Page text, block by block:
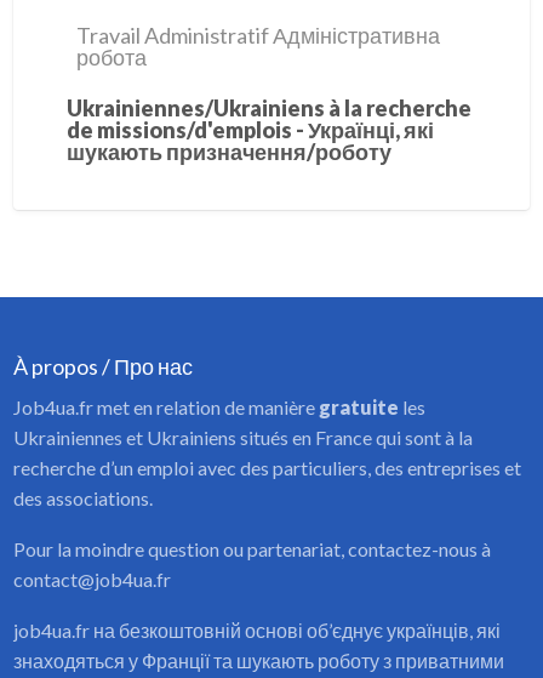
Travail Administratif Адміністративна
робота
Ukrainiennes/Ukrainiens à la recherche
de missions/d'emplois - Українці, які
шукають призначення/роботу
À propos / Про нас
Job4ua.fr met en relation de manière gratuite les
Ukrainiennes et Ukrainiens situés en France qui sont à la
recherche d’un emploi avec des particuliers, des entreprises et
des associations.
Pour la moindre question ou partenariat, contactez-nous à
contact@job4ua.fr
job4ua.fr на безкоштовній основі об’єднує українців, які
знаходяться у Франції та шукають роботу з приватними